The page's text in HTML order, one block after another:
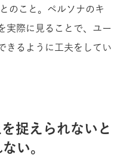
のこと。 ペルソナのキ
実際に見ることで、ユー
きるように工夫をしてい
捉えられないと
い。